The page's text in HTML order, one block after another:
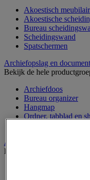
Akoestisch meubilair
Akoestische
Bureau
Scheidingswand
Spatschermen
Archiefopslag en
Bekijk de hele
Archiefdoos
Bureau organizer
Hangmap
Ordner, tabblad en
Audiovisueel
Bekijk de hele productgroep